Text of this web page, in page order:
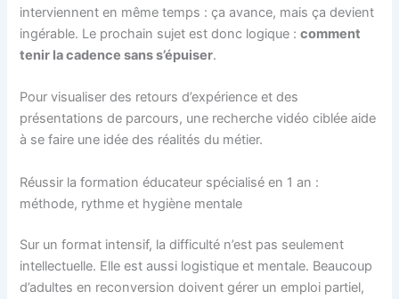
interviennent en même temps : ça avance, mais ça devient
ingérable. Le prochain sujet est donc logique :comment
tenir la cadence sans s’épuiser.
Pour visualiser des retours d’expérience et des
présentations de parcours, une recherche vidéo ciblée aide
à se faire une idée des réalités du métier.
Réussir la formation éducateur spécialisé en 1 an :
méthode, rythme et hygiène mentale
Sur un format intensif, la difficulté n’est pas seulement
intellectuelle. Elle est aussi logistique et mentale. Beaucoup
d’adultes en reconversion doivent gérer un emploi partiel,